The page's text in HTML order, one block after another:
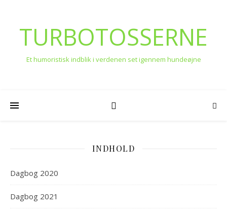
TURBOTOSSERNE
Et humoristisk indblik i verdenen set igennem hundeøjne
INDHOLD
Dagbog 2020
Dagbog 2021